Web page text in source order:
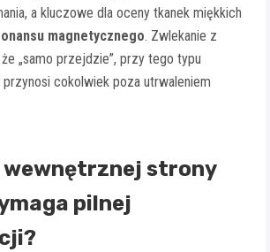
a kluczowe dla oceny tkanek miękkich
magnetycznego. Zwlekanie z
„samo przejdzie”, przy tego typu
cokolwiek poza utrwaleniem
wewnętrznej strony
pilnej